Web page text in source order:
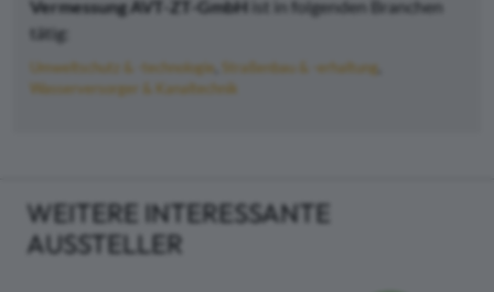
Vermessung AVT-ZT-GmbH ist in folgenden Branchen
tätig:
Umweltschutz & -technologie
Straßenbau & -erhaltung
Wasserversorger & Kanaltechnik
WEITERE INTERESSANTE
AUSSTELLER